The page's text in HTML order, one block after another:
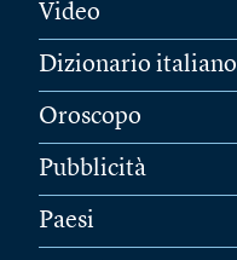
Video
Dizionario italiano
Oroscopo
Pubblicità
Paesi